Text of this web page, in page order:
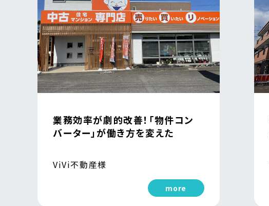
業務効率が劇的改善！「物件コン
バーター」が働き方を変えた
ViVi不動産様
more